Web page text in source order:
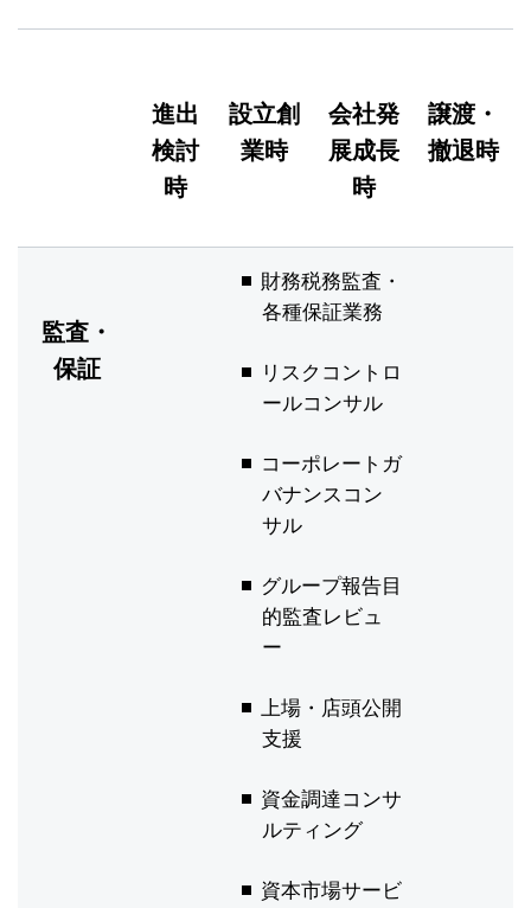
進出
検討
時
設立創
業時
会社発
展成長
時
譲渡・
撤退時
監査・
保証
財務税務監査・
各種保証業務
リスクコントロ
ールコンサル
コーポレートガ
バナンスコン
サル
グループ報告目
的監査レビュ
ー
上場・店頭公開
支援
資金調達コンサ
ルティング
資本市場サービ